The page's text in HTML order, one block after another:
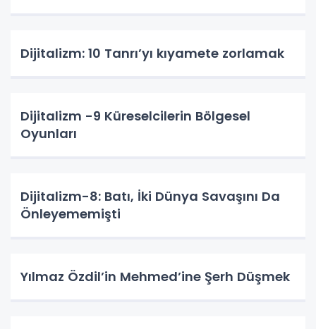
Dijitalizm: 10 Tanrı’yı kıyamete zorlamak
Dijitalizm -9 Küreselcilerin Bölgesel
Oyunları
Dijitalizm-8: Batı, İki Dünya Savaşını Da
Önleyememişti
Yılmaz Özdil’in Mehmed’ine Şerh Düşmek